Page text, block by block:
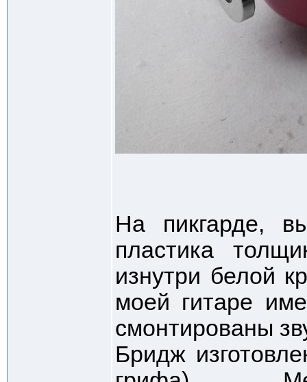
На пикгарде,
пластика
изнутри белой
моей гитаре
смонтированы
Бридж